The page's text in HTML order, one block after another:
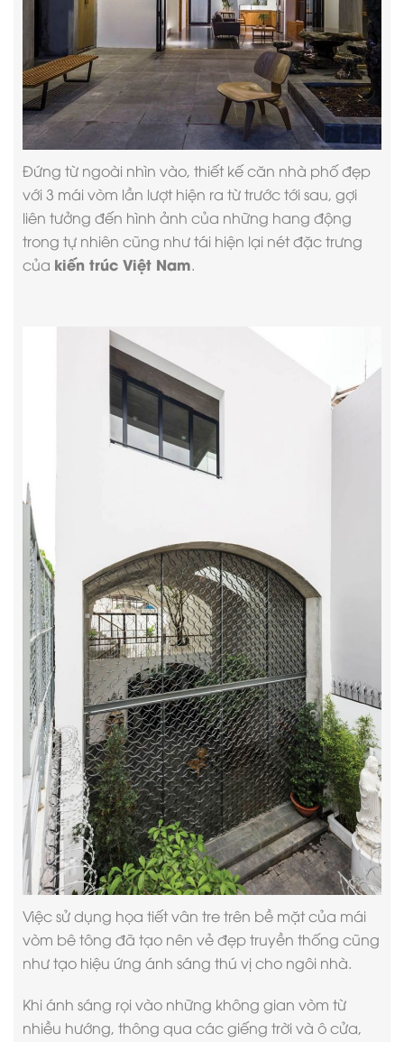
Đứng từ ngoài nhìn vào, thiết kế căn nhà phố đẹp
với 3 mái vòm lần lượt hiện ra từ trước tới sau, gợi
liên tưởng đến hình ảnh của những hang động
trong tự nhiên cũng như tái hiện lại nét đặc trưng
của kiến trúc Việt Nam.
Việc sử dụng họa tiết vân tre trên bề mặt của mái
vòm bê tông đã tạo nên vẻ đẹp truyền thống cũng
như tạo hiệu ứng ánh sáng thú vị cho ngôi nhà.
Khi ánh sáng rọi vào những không gian vòm từ
nhiều hướng, thông qua các giếng trời và ô cửa,